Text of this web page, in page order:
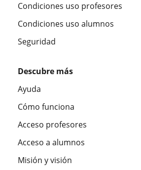
Condiciones uso profesores
Condiciones uso alumnos
Seguridad
Descubre más
Ayuda
Cómo funciona
Acceso profesores
Acceso a alumnos
Misión y visión